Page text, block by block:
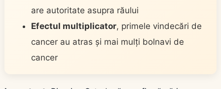
are autoritate asupra răului
Efectul multiplicator, primele vindecări de
cancer au atras și mai mulți bolnavi de
cancer